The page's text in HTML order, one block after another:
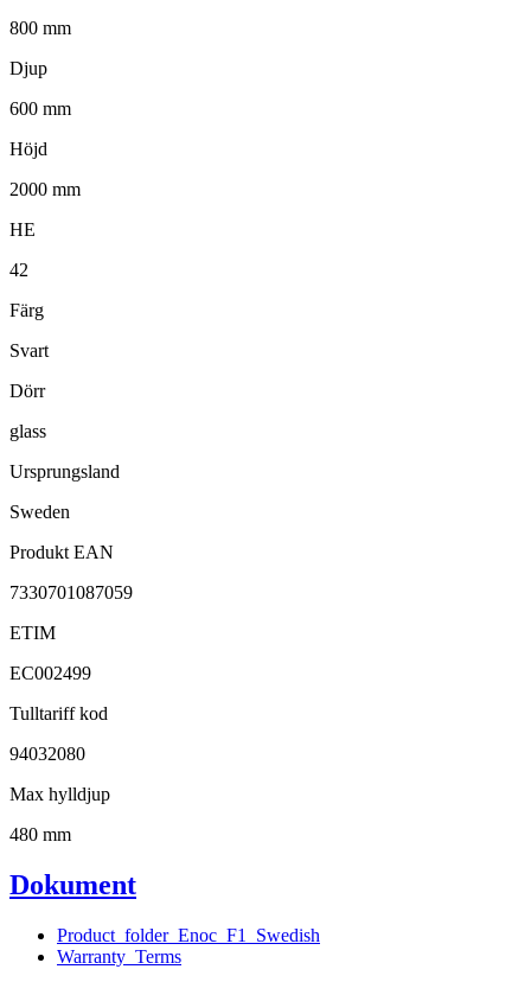
800 mm
Djup
600 mm
Höjd
2000 mm
HE
42
Färg
Svart
Dörr
glass
Ursprungsland
Sweden
Produkt EAN
7330701087059
ETIM
EC002499
Tulltariff kod
94032080
Max hylldjup
480 mm
Dokument
Product_folder_Enoc_F1_Swedish
Warranty_Terms